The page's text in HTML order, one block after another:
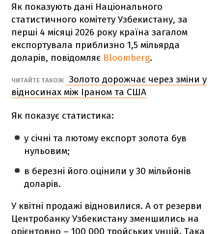
Як показують дані Національного
статистичного комітету Узбекистану, за
перші 4 місяці 2026 року країна загалом
експортувала приблизно 1,5 мільярда
доларів, повідомляє Bloomberg.
ЧИТАЙТЕ ТАКОЖ
Золото дорожчає через зміни у
відносинах між Іраном та США
Як показує статистика:
у січні та лютому експорт золота був
нульовим;
в березні його оцінили у 30 мільйонів
доларів.
У квітні продажі відновилися. А от резерви
Центробанку Узбекистану зменшились на
орієнтовно – 100 000 тройських унцій. Така